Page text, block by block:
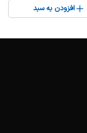
افزودن به سبد